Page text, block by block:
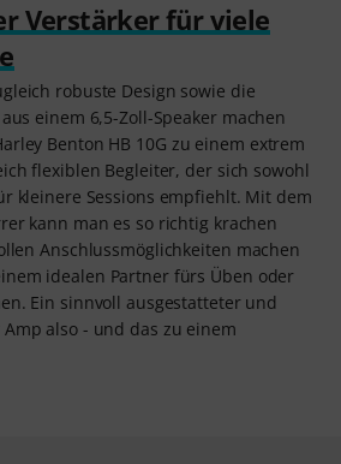
Verstärker für viele
robuste Design sowie die
einem 6,5-Zoll-Speaker machen
Benton HB 10G zu einem extrem
flexiblen Begleiter, der sich sowohl
kleinere Sessions empfiehlt. Mit dem
kann man es so richtig krachen
Anschlussmöglichkeiten machen
idealen Partner fürs Üben oder
Ein sinnvoll ausgestatteter und
also - und das zu einem